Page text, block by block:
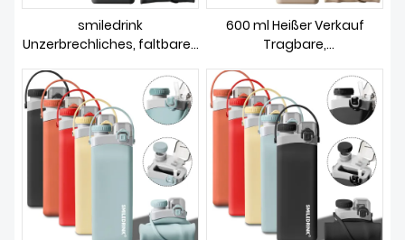
ÜBER UNSsmiledrink
Unzerbrechliches, faltbares
individuell faltbare,
zusammenklappbare
Sport-Trinkflasche aus
Silikon mit Strohhalm
600 ml Heißer Verkauf
Tragbare,
freie Outdoor-Sportflasche
Silikon Faltbare Tumbler
Wasserflasche mit Griff